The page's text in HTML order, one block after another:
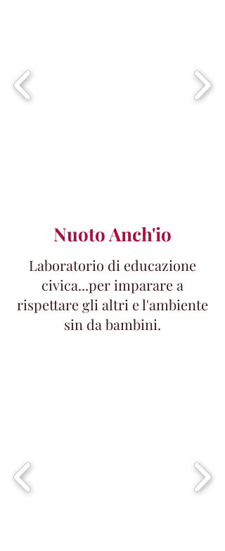
Nuoto Anch'io
Laboratorio di educazione
civica...per imparare a
rispettare gli altri e l'ambiente
sin da bambini.